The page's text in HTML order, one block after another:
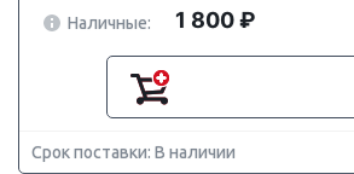
Наличные:
1 800 ₽
Срок поставки: В наличии